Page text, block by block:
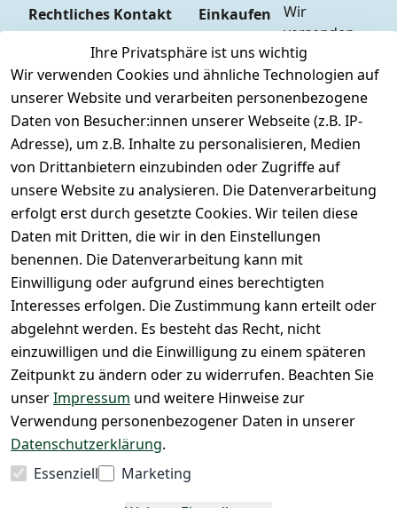
Ihre Privatsphäre ist uns wichtig
Wir verwenden Cookies und ähnliche Technologien auf
unserer Website und verarbeiten personenbezogene
Daten von Besucher:innen unserer Webseite (z.B. IP-
Adresse), um z.B. Inhalte zu personalisieren, Medien
von Drittanbietern einzubinden oder Zugriffe auf
unsere Website zu analysieren. Die Datenverarbeitung
erfolgt erst durch gesetzte Cookies. Wir teilen diese
Daten mit Dritten, die wir in den Einstellungen
benennen. Die Datenverarbeitung kann mit
Einwilligung oder aufgrund eines berechtigten
Interesses erfolgen. Die Zustimmung kann erteilt oder
abgelehnt werden. Es besteht das Recht, nicht
einzuwilligen und die Einwilligung zu einem späteren
Zeitpunkt zu ändern oder zu widerrufen. Beachten Sie
unserImpressum und weitere Hinweise zur
Verwendung personenbezogener Daten in unserer
Datenschutzerklärung.
Essenziell
Marketing
Rechtliches
Impressum
Datenschutze
rklärung
Widerrufsrec
ht
Kontakt
Registrieren
Einkaufen
arten
Versandk
osten
Hilfe
Batteriee
ntsorgun
g
Märklin
Insider
Club
Unser
Ladenges
Newslett
eranmeld
ung
Wir
versenden
mit
DHL
Zahlen Sie
bequem per
Vorkasse
Barzahlu
ng bei
Abholung
PayPal /
Kreditkar
te
Vertrag